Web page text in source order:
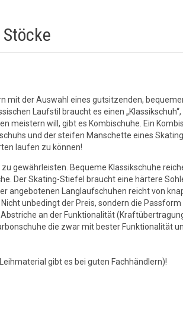
mit der Auswahl eines gutsitzenden,
Laufstil braucht es einen
meistern will, gibt es Kombischuhe. Ein
und der steifen Manschette eines
laufen zu können!
gewährleisten. Bequeme Klassikschuhe
Der Skating-Stiefel braucht eine härtere
angebotenen Langlaufschuhen reicht von
unbedingt der Preis, sondern die Passform
an der Funktionalität
die zwar mit bester Funktionalität
gibt es bei guten Fachhändlern)!